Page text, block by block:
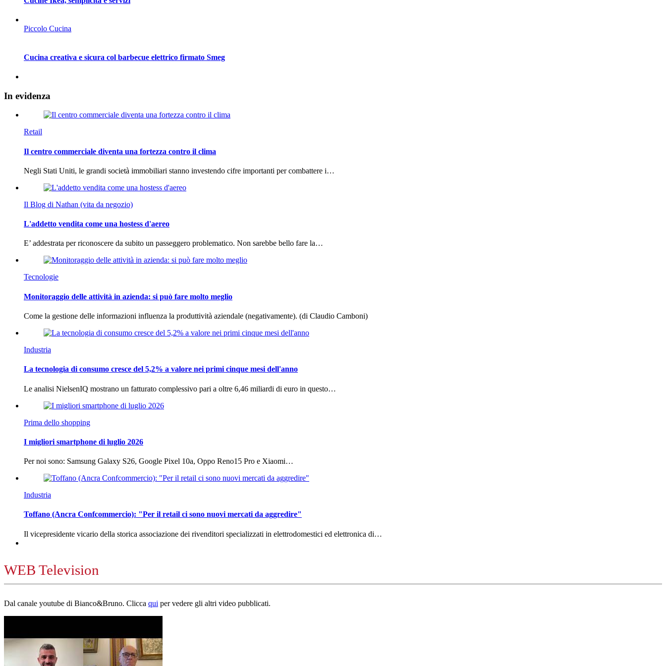
Piccolo Cucina
Cucina creativa e sicura col barbecue elettrico firmato Smeg
In evidenza
Retail
Il centro commerciale diventa una fortezza contro il clima
Negli Stati Uniti, le grandi società immobiliari stanno investendo cifre importanti per combattere i…
Il Blog di Nathan (vita da negozio)
L'addetto vendita come una hostess d'aereo
E’ addestrata per riconoscere da subito un passeggero problematico. Non sarebbe bello fare la…
Tecnologie
Monitoraggio delle attività in azienda: si può fare molto meglio
Come la gestione delle informazioni influenza la produttività aziendale (negativamente). (di Claudio Camboni)
Industria
La tecnologia di consumo cresce del 5,2% a valore nei primi cinque mesi dell'anno
Le analisi NielsenIQ mostrano un fatturato complessivo pari a oltre 6,46 miliardi di euro in questo…
Prima dello shopping
I migliori smartphone di luglio 2026
Per noi sono: Samsung Galaxy S26, Google Pixel 10a, Oppo Reno15 Pro e Xiaomi…
Industria
Toffano (Ancra Confcommercio): "Per il retail ci sono nuovi mercati da aggredire"
Il vicepresidente vicario della storica associazione dei rivenditori specializzati in elettrodomestici ed elettronica di…
WEB Television
Dal canale youtube di Bianco&Bruno. Clicca qui per vedere gli altri video pubblicati.